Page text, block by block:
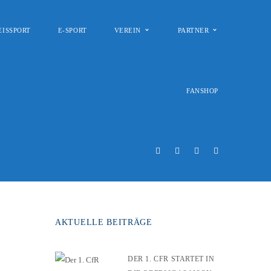
E-SPORT VEREIN PARTNER
FANSHOP
AKTUELLE BEITRÄGE
DER 1. CFR STARTET IN